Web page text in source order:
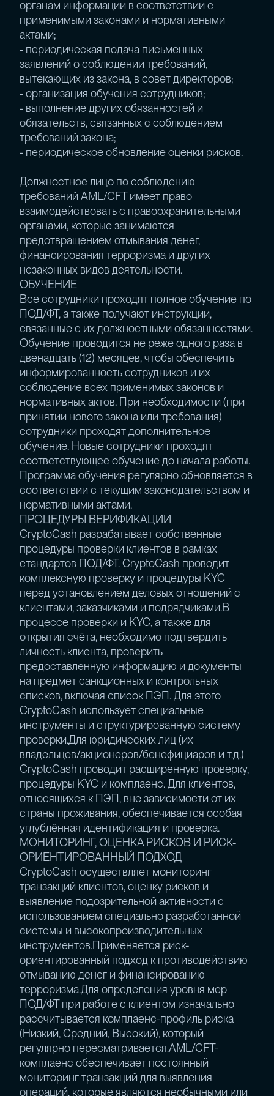
органам информации в соответствии с
применимыми законами и нормативными
актами;
- периодическая подача письменных
заявлений о соблюдении требований,
вытекающих из закона, в совет директоров;
- организация обучения сотрудников;
- выполнение других обязанностей и
обязательств, связанных с соблюдением
требований закона;
- периодическое обновление оценки рисков.
Должностное лицо по соблюдению
требований AML/CFT имеет право
взаимодействовать с правоохранительными
органами, которые занимаются
предотвращением отмывания денег,
финансирования терроризма и других
незаконных видов деятельности.
ОБУЧЕНИЕ
Все сотрудники проходят полное обучение по
ПОД/ФТ, а также получают инструкции,
связанные с их должностными обязанностями.
Обучение проводится не реже одного раза в
двенадцать (12) месяцев, чтобы обеспечить
информированность сотрудников и их
соблюдение всех применимых законов и
нормативных актов. При необходимости (при
принятии нового закона или требования)
сотрудники проходят дополнительное
обучение. Новые сотрудники проходят
соответствующее обучение до начала работы.
Программа обучения регулярно обновляется в
соответствии с текущим законодательством и
нормативными актами.
ПРОЦЕДУРЫ ВЕРИФИКАЦИИ
CryptoCash разрабатывает собственные
процедуры проверки клиентов в рамках
стандартов ПОД/ФТ. CryptoCash проводит
комплексную проверку и процедуры KYC
перед установлением деловых отношений с
клиентами, заказчиками и подрядчиками.В
процессе проверки и KYC, а также для
открытия счёта, необходимо подтвердить
личность клиента, проверить
предоставленную информацию и документы
на предмет санкционных и контрольных
списков, включая список ПЭП. Для этого
CryptoCash использует специальные
инструменты и структурированную систему
проверки.Для юридических лиц (их
владельцев/акционеров/бенефициаров и т.д.)
CryptoCash проводит расширенную проверку,
процедуры KYC и комплаенс. Для клиентов,
относящихся к ПЭП, вне зависимости от их
страны проживания, обеспечивается особая
углублённая идентификация и проверка.
МОНИТОРИНГ, ОЦЕНКА РИСКОВ И РИСК-
ОРИЕНТИРОВАННЫЙ ПОДХОД
CryptoCash осуществляет мониторинг
транзакций клиентов, оценку рисков и
выявление подозрительной активности с
использованием специально разработанной
системы и высокопроизводительных
инструментов.Применяется риск-
ориентированный подход к противодействию
отмыванию денег и финансированию
терроризма.Для определения уровня мер
ПОД/ФТ при работе с клиентом изначально
рассчитывается комплаенс-профиль риска
(Низкий, Средний, Высокий), который
регулярно пересматривается.AML/CFT-
комплаенс обеспечивает постоянный
мониторинг транзакций для выявления
операций, которые являются необычными или